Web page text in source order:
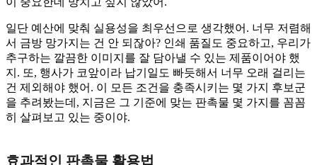
일단 예산에 맞춰 실용성을 최우선으로 생각했어. 너무 저렴해
서 금방 망가지는 건 안 되잖아? 인쇄 품질도 중요하고, 우리가
추구하는 깔끔한 이미지를 잘 담아낼 수 있는 제품이어야 했
지. 또, 행사가 코앞이라 납기일도 빠듯해서 너무 오래 걸리는
건 제외해야 했어. 이 모든 조건을 충족시키는 몇 가지 후보군
을 추려봤는데, 지금은 그 기준에 맞는 판촉물 몇 가지를 꼼꼼
히 살펴보고 있는 중이야.
효과적인 판촉물 활용법